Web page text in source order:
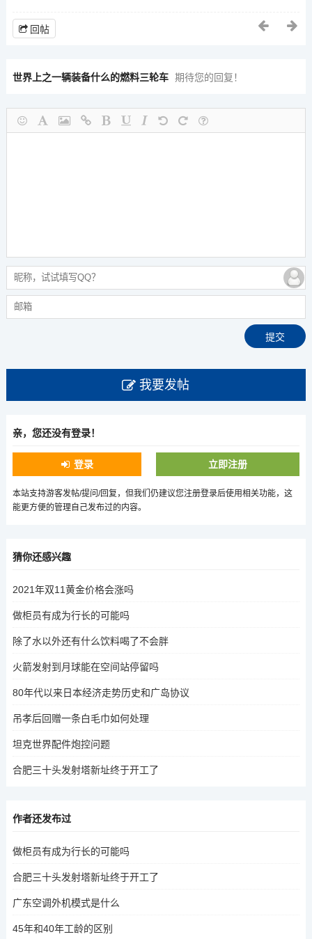
回帖
世界上之一辆装备什么的燃料三轮车 期待您的回复！
我要发帖
亲，您还没有登录！
登录 立即注册
本站支持游客发帖/提问/回复，但我们仍建议您注册登录后使用相关功能，这
能更方便的管理自己发布过的内容。
猜你还感兴趣
2021年双11黄金价格会涨吗
做柜员有成为行长的可能吗
除了水以外还有什么饮料喝了不会胖
火箭发射到月球能在空间站停留吗
80年代以来日本经济走势历史和广岛协议
吊孝后回赠一条白毛巾如何处理
坦克世界配件炮控问题
合肥三十头发射塔新址终于开工了
作者还发布过
做柜员有成为行长的可能吗
合肥三十头发射塔新址终于开工了
广东空调外机模式是什么
45年和40年工龄的区别